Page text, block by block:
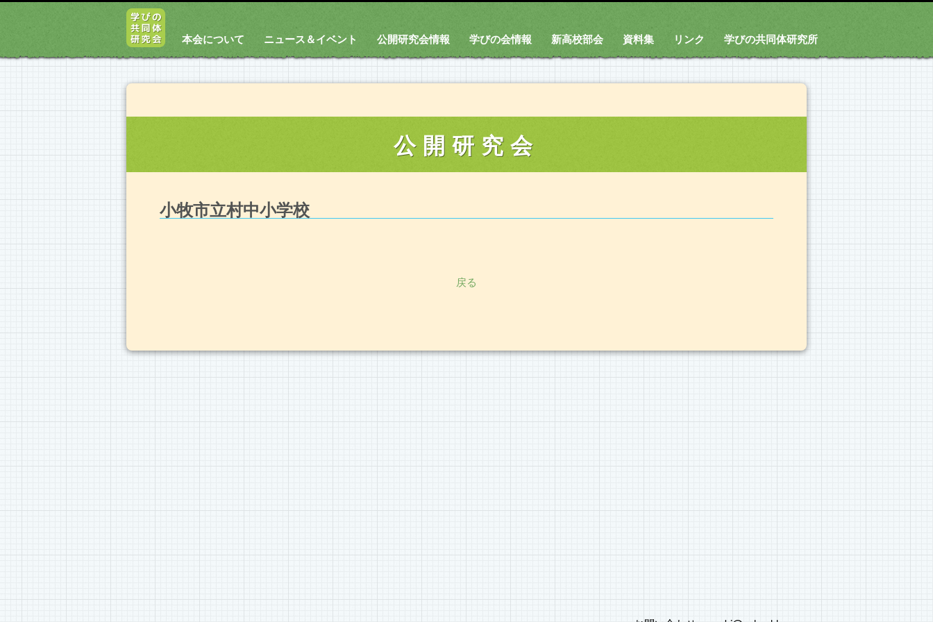
本会について ニュース＆イベント 公開研究会情報 学びの会情報 新高校部会 資料集 リンク 学びの共同体研究所
公開研究会
小牧市立村中小学校
戻る